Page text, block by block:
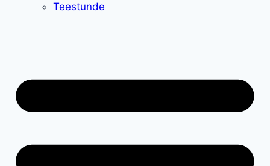
Teestunde